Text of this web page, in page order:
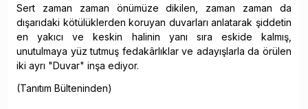
Sert zaman zaman önümüze dikilen, zaman zaman da
dışarıdaki kötülüklerden koruyan duvarları anlatarak şiddetin
en yakıcı ve keskin halinin yanı sıra eskide kalmış,
unutulmaya yüz tutmuş fedakârlıklar ve adayışlarla da örülen
iki ayrı "Duvar" inşa ediyor.
(Tanıtım Bülteninden)